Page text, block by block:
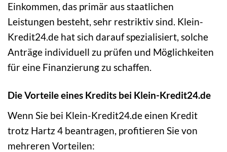
Einkommen, das primär aus staatlichen
Leistungen besteht, sehr restriktiv sind. Klein-
Kredit24.de hat sich darauf spezialisiert, solche
Anträge individuell zu prüfen und Möglichkeiten
für eine Finanzierung zu schaffen.
Die Vorteile eines Kredits bei Klein-Kredit24.de
Wenn Sie bei Klein-Kredit24.de einen Kredit
trotz Hartz 4 beantragen, profitieren Sie von
mehreren Vorteilen: